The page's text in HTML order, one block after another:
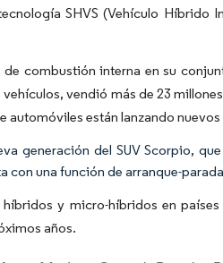
SHVS (Vehículo Híbrido
combustión interna en su
vendió más de 23
automóviles están lanzando
generación del SUV Scorpio,
con una función de arranque-
y micro-híbridos en
años.